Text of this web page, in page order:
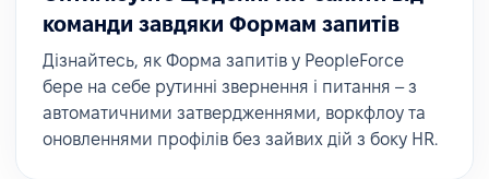
команди завдяки Формам запитів
Дізнайтесь, як Форма запитів у PeopleForce
бере на себе рутинні звернення і питання – з
автоматичними затвердженнями, воркфлоу та
оновленнями профілів без зайвих дій з боку HR.